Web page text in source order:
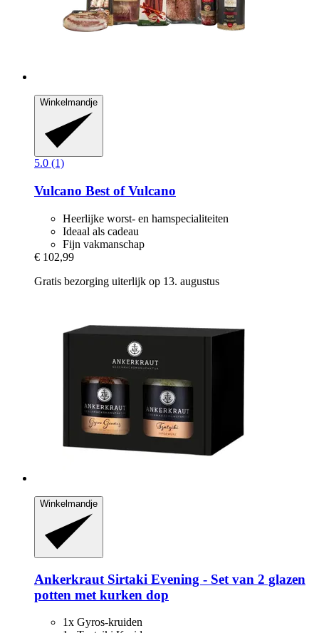
Winkelmandje
5.0 (1)
Vulcano Best of Vulcano
Heerlijke worst- en hamspecialiteiten
Ideaal als cadeau
Fijn vakmanschap
€ 102,99
Gratis bezorging uiterlijk op 13. augustus
Winkelmandje
Ankerkraut Sirtaki Evening -​ Set van 2 glazen
potten met kurken dop
1x Gyros-kruiden